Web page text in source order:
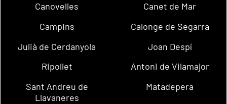
Canovelles
Canet de Mar
Campins
Calonge de Segarra
Julià de Cerdanyola
Joan Despí
Ripollet
Antoni de Vilamajor
Sant Andreu de
Llavaneres
Matadepera